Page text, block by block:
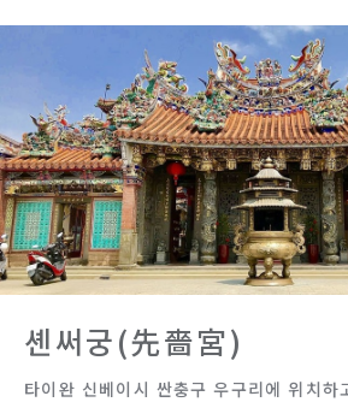
셴써궁(先嗇宮)
타이완 신베이시 싼충구 우구리에 위치하